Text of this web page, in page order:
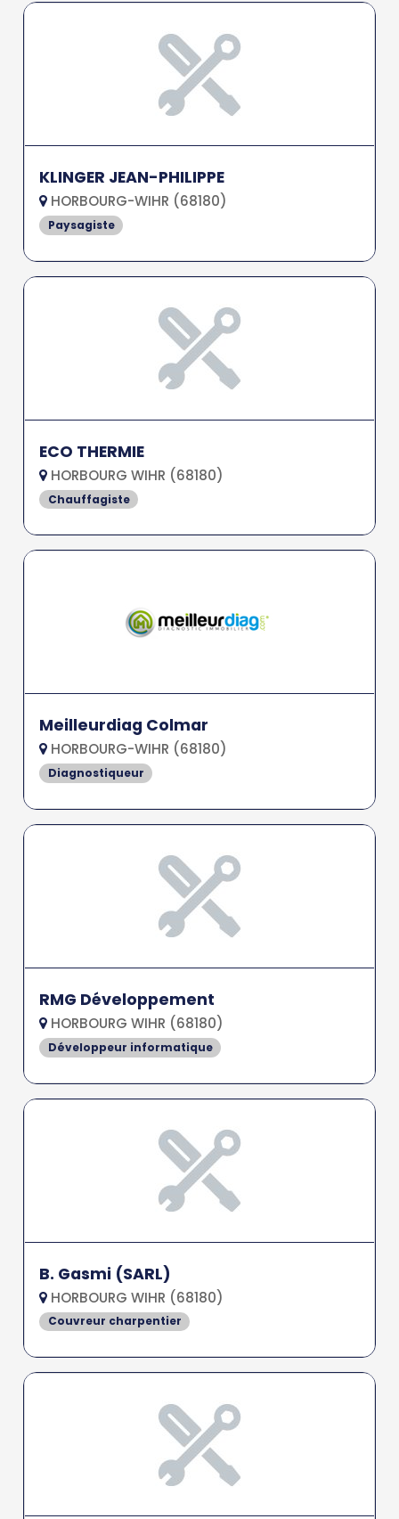
KLINGER JEAN-PHILIPPE
HORBOURG-WIHR (68180)
Paysagiste
ECO THERMIE
HORBOURG WIHR (68180)
Chauffagiste
Meilleurdiag Colmar
HORBOURG-WIHR (68180)
Diagnostiqueur
RMG Développement
HORBOURG WIHR (68180)
Développeur informatique
B. Gasmi (SARL)
HORBOURG WIHR (68180)
Couvreur charpentier